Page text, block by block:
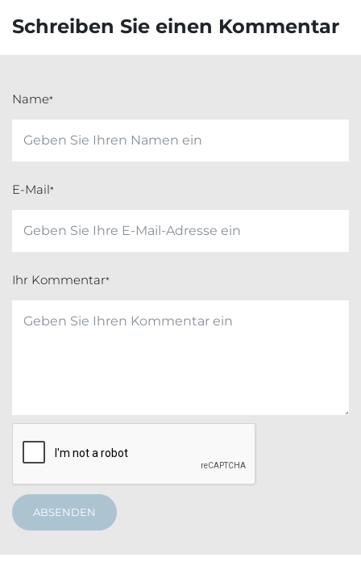
Schreiben Sie einen Kommentar
Name*
E-Mail*
Ihr Kommentar*
ABSENDEN